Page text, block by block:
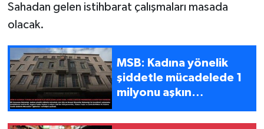
Sahadan gelen istihbarat çalışmaları masada
olacak.
MSB: Kadına yönelik
şiddetle mücadelede 1
milyonu aşkın
verdik